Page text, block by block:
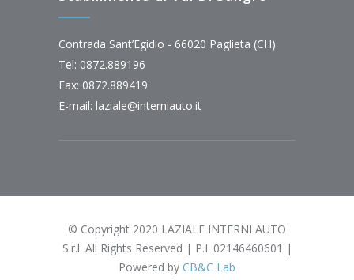
Contrada Sant’Egidio - 66020 Paglieta (CH)
Tel: 0872.889196
Fax: 0872.889419
E-mail: laziale@interniauto.it
© Copyright 2020 LAZIALE INTERNI AUTO
S.r.l. All Rights Reserved | P.I. 02146460601 |
Powered by CB&C Lab